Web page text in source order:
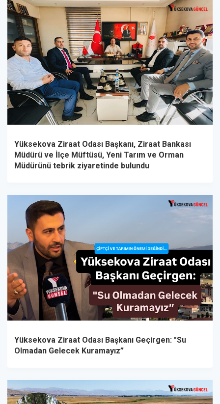
Yüksekova Ziraat Odası Başkanı, Ziraat Bankası
Müdürü ve İlçe Müftüsü, Yeni Tarım ve Orman
Müdürünü tebrik ziyaretinde bulundu
Yüksekova Ziraat Odası Başkanı Geçirgen: "Su
Olmadan Gelecek Kuramayız”